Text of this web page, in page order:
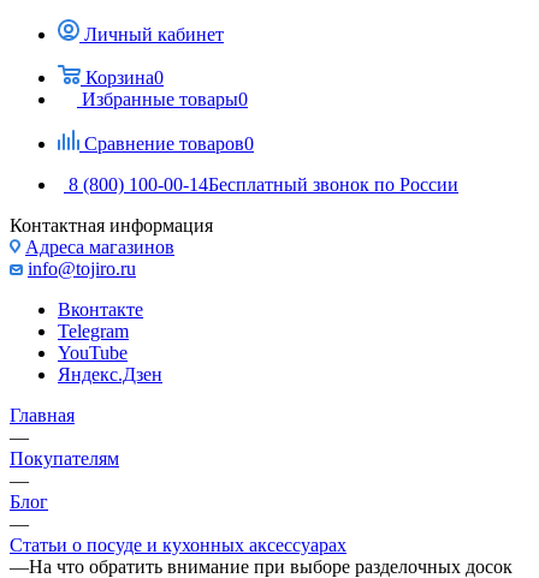
Личный кабинет
Корзина0
Избранные товары0
Сравнение товаров0
8 (800) 100-00-14Бесплатный звонок по России
Контактная информация
Адреса магазинов
info@tojiro.ru
Вконтакте
Telegram
YouTube
Яндекс.Дзен
Главная
—
Покупателям
—
Блог
—
Статьи о посуде и кухонных аксессуарах
—На что обратить внимание при выборе разделочных досок